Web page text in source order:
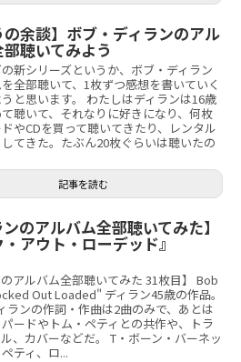
の余談】ボブ・ディランのアル
聴いてみよう
新シリーズというか、ボブ・ディラン
全部聴いて、1枚ずつ感想を書いていく
と思います。 わたしはディランは16歳
聴いて、それなりに好きになり、何枚
やCDを買って聴いてきたり、レンタル
てきた。たぶん20枚ぐらいは聴いたの
記事を読む
ンのアルバム全部聴いてみた】
・アウト・ローデッド』
のアルバム全部聴いてみた 31枚目】 Bob
Out Loaded" ディラン45歳の作品。
ランの作詞・作曲は2曲のみで、あとは
ードやトム・ペティとの共作や、トラ
、カバーなどだ。 T・ボーン・バーネッ
ティ、ロ...